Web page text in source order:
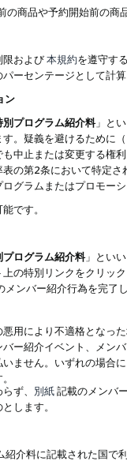
の商品や予約開始前の商
限および本規約を遵守す
ーセンテージとして計
ン
別プログラム紹介料」と
。疑義を避けるために
中止または変更する権
の第2条において特定
グラムまたはプロモー
です。
プログラム紹介料」とい
の特別リンクをクリッ
メンバー紹介行為を完了
用により不適格となっ
ー紹介イベント、メン
ません。いずれの場合
ず、 別紙記載のメンバ
します。
紹介料に記載された国で